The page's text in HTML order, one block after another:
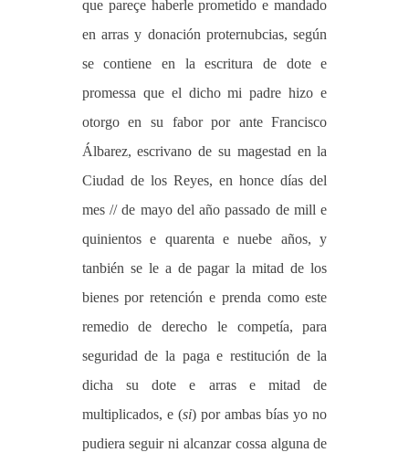
que pareçe haberle prometido e mandado
en arras y donación proternubcias, según
se contiene en la escritura de dote e
promessa que el dicho mi padre hizo e
otorgo en su fabor por ante Francisco
Álbarez, escrivano de su magestad en la
Ciudad de los Reyes, en honce días del
mes // de mayo del año passado de mill e
quinientos e quarenta e nuebe años, y
tanbién se le a de pagar la mitad de los
bienes por retención e prenda como este
remedio de derecho le competía, para
seguridad de la paga e restitución de la
dicha su dote e arras e mitad de
multiplicados, e (si) por ambas bías yo no
pudiera seguir ni alcanzar cossa alguna de